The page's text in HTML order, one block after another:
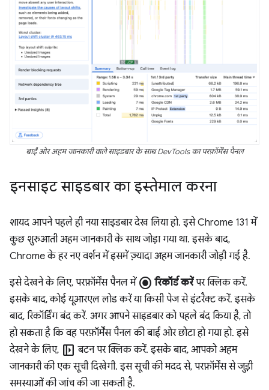
बाईं ओर अहम जानकारी वाले साइडबार के साथ DevTools का परफ़ॉर्मेंस पैनल
इनसाइट साइडबार का इस्तेमाल करना
शायद आपने पहले ही नया साइडबार देख लिया हो. इसे Chrome 131 में
कुछ शुरुआती अहम जानकारी के साथ जोड़ा गया था. इसके बाद,
Chrome के हर नए वर्शन में इसमें ज़्यादा अहम जानकारी जोड़ी गई है.
इसे देखने के लिए, परफ़ॉर्मेंस पैनल में radio_button_checked रिकॉर्ड करेंपर क्लिक करें.
इसके बाद, कोई यूआरएल लोड करें या किसी पेज से इंटरैक्ट करें. इसके
बाद, रिकॉर्डिंग बंद करें. अगर आपने साइडबार को पहले बंद किया है, तो
हो सकता है कि वह परफ़ॉर्मेंस पैनल की बाईं ओर छोटा हो गया हो. इसे
देखने के लिए, left_panel_open बटन पर क्लिक करें. इसके बाद, आपको अहम
जानकारी की एक सूची दिखेगी. इस सूची की मदद से, परफ़ॉर्मेंस से जुड़ी
समस्याओं की जांच की जा सकती है.